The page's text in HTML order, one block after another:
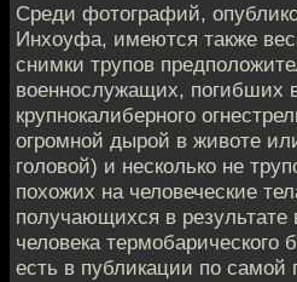
Среди фотографий,
Инхоуфа, имеются также
снимки трупов
военнослужащих, погибших
крупнокалиберного
огромной дырой в животе
головой) и несколько не
похожих на человеческие
получающихся в результате
человека термобарического
есть в публикации по самой